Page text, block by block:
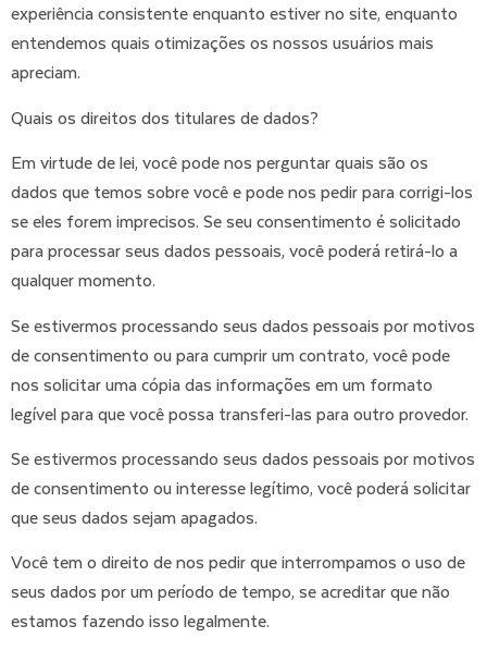
experiência consistente enquanto estiver no site, enquanto
entendemos quais otimizações os nossos usuários mais
apreciam.
Quais os direitos dos titulares de dados?
Em virtude de lei, você pode nos perguntar quais são os
dados que temos sobre você e pode nos pedir para corrigi-los
se eles forem imprecisos. Se seu consentimento é solicitado
para processar seus dados pessoais, você poderá retirá-lo a
qualquer momento.
Se estivermos processando seus dados pessoais por motivos
de consentimento ou para cumprir um contrato, você pode
nos solicitar uma cópia das informações em um formato
legível para que você possa transferi-las para outro provedor.
Se estivermos processando seus dados pessoais por motivos
de consentimento ou interesse legítimo, você poderá solicitar
que seus dados sejam apagados.
Você tem o direito de nos pedir que interrompamos o uso de
seus dados por um período de tempo, se acreditar que não
estamos fazendo isso legalmente.